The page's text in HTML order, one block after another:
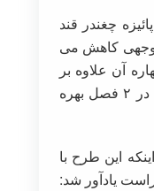
چغندر قند
توجهی کاهش می
آن علاوه بر
کاهش مصرف آب باعث افزایش درآمد کشاورزان، اشتغال زائی و فعالیت کارخانه های قند در ۲ فصل بهره
این طرح با
یادآور شد: